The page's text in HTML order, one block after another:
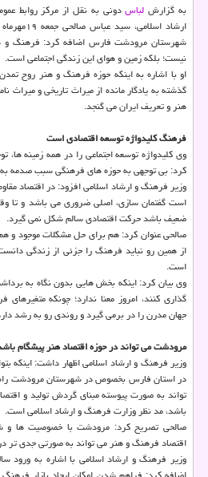
به گزارش لباسدونی به نقل از مركز روابط
ارشاد اسلامی، سید عباس صالحی جمعه ۱۹مهرماه در دیدار با اصحاب فرهنگ و
شهرستان مرودشت فارس اضافه كرد: فرهنگ و
نیست؛ بلكه زمین و هوای این زندگی اجتماعی است.
او با اشاره به اینكه حوزه فرهنگ و هنر روح
گذشته به یادگار مانده از میراث تاریخی و
هنر و تعریف ایران می گنجد.
فرهنگ كلیدواژه توسعه اقتصادی است
وی كلیدواژه توسعه اجتماعی را در همه زمینه
كرد: بی توجهی به حوزه های فرهنگی سبب صدمه
وزیر فرهنگ و ارشاد اسلامی افزود: در اقتصاد
است گفتمان سازی، اصلی ضروری می باشد و تا
ضعیف باشد حركت اقتصادی سالم شكل نمی گیرد.
صالحی عنوان كرد: هم برای حل مشكلات موجود و
از همین رو نباید فرهنگ را جزئی از زندگی
است.
وی بیان كرد: اینكه بخش هایی بدون نگاه به
گذاری كنند، امروز معنا ندارد؛ چونكه
جهان مدرن را در برمی گیرد و روندی رو به رشد
مرودشت می تواند در حوزه اقتصاد هنر پیشگام
وزیر فرهنگ و ارشاد اسلامی اظهار داشت: اینكه
در استان فارس بخصوص در شهرستان مرودشت راه
تواند به صورت پیوسته مبنای گردش تولید و
باشد، مد نظر وزارت فرهنگ و ارشاد اسلامی است.
صالحی تصریح كرد: مرودشت با خصوصیت ها
اقتصاد فرهنگ و هنر می تواند به صورتی جدی تر
وزیر فرهنگ و ارشاد اسلامی با اشاره به ورود